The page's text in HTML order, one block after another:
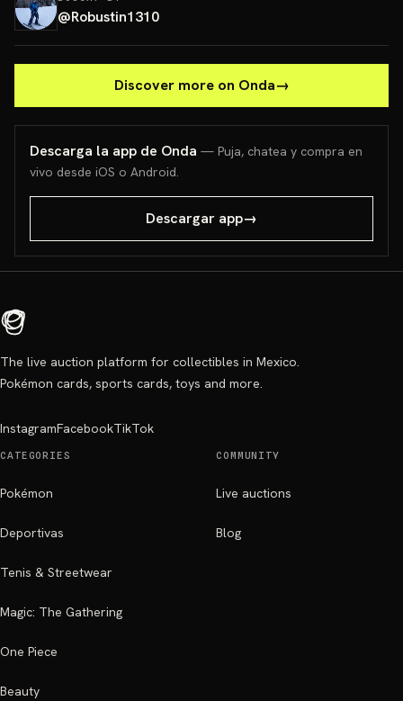
@Robustin1310
Discover more on Onda→
Descarga la app de Onda — Puja, chatea y compra en
vivo desde iOS o Android.
Descargar app→
The live auction platform for collectibles in Mexico.
Pokémon cards, sports cards, toys and more.
InstagramFacebookTikTok
CATEGORIES
Pokémon
Deportivas
Tenis & Streetwear
Magic: The Gathering
One Piece
Beauty
COMMUNITY
Live auctions
Blog